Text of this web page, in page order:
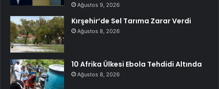
Ağustos 9, 2026
Kırşehir’de Sel Tarıma Zarar Verdi
Ağustos 8, 2026
10 Afrika Ülkesi Ebola Tehdidi Altında
Ağustos 8, 2026